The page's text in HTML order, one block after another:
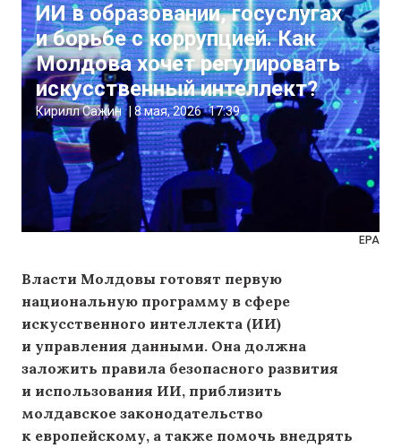
EPA
ИИ в образовании, госуслугах
и борьбе с коррупцией. Как
Молдова хочет регулировать
искусственный интеллект?
Кирилл Сажин 8 мая, 2026 17:39
Власти Молдовы готовят первую
национальную программу в сфере
искусственного интеллекта (ИИ)
и управления данными. Она должна
заложить правила безопасного развития
и использования ИИ, приблизить
молдавское законодательство
к европейскому, а также помочь внедрять